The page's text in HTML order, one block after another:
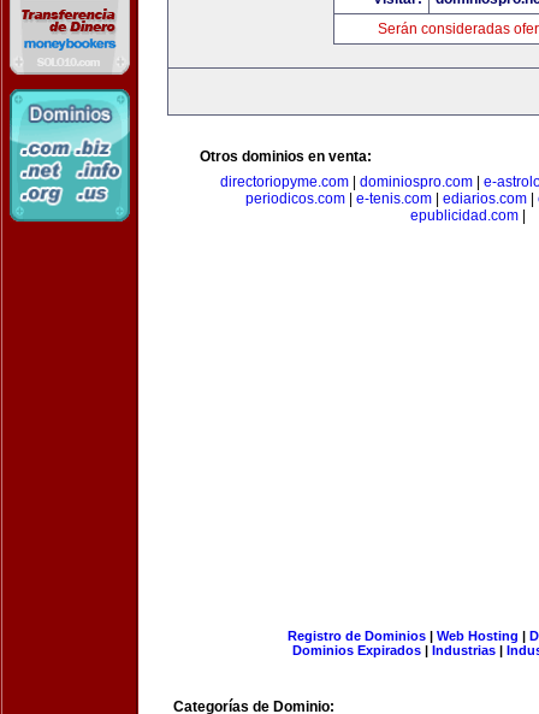
Serán consideradas
Otros dominios en venta:
directoriopyme.com| dominiospro.com| e-
periodicos.com| e-tenis.com| ediarios.com|
epublicidad.com
Registro de Dominios| Web Hosting |
Dominios Expirados | Industrias |
Categorías de Dominio: